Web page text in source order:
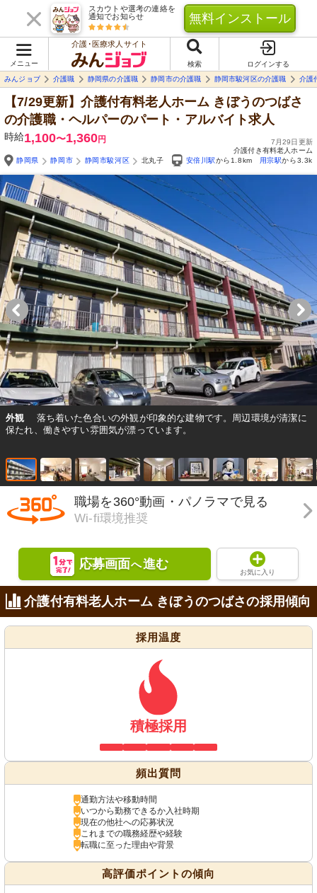
スカウトや選考の連絡を
通知でお知らせ
無料インストール
メニュー
介護･医療求人サイト
検索
ログインする
みんジョブ
介護職 静岡県の介護職 静岡市の介護職 静岡市駿河区の介護職 介護
【7/29更新】介護付有料老人ホーム きぼうのつばさ
の介護職・ヘルパーのパート・アルバイト求人
時給1,100〜1,360円
7月29日更新
介護付き有料老人ホーム
静岡県
静岡市 静岡市駿河区 北丸子 安倍川駅から1.8km 用宗駅から
外観
落ち着いた色合いの外観が印象的な建物です。周辺環境が清潔に
保たれ、働きやすい雰囲気が漂っています。
職場を360°動画・パノラマで見る
Wi-fi環境推奨
応募画面へ進む
お気に入り
介護付有料老人ホーム きぼうのつばさの採用傾向
採用温度
積極採用
頻出質問
通勤方法や移動時間
いつから勤務できるか入社時期
現在の他社への応募状況
これまでの職務経歴や経験
転職に至った理由や背景
高評価ポイントの傾向